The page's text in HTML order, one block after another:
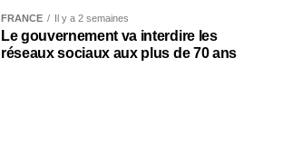
FRANCE Il y a 2 semaines
Le gouvernement va interdire les
réseaux sociaux aux plus de 70 ans